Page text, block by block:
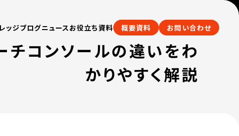
ッジブログニュースお役立ち資料 概要資料 お問い合わせ
チコンソールの違いをわ
かりやすく解説